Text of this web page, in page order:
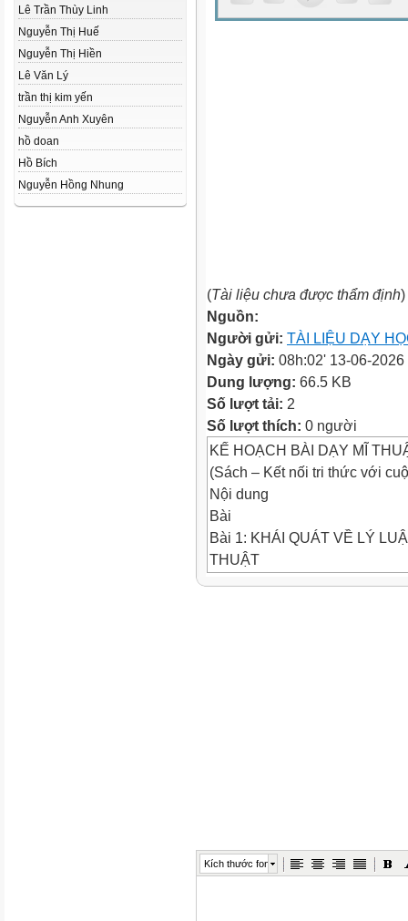
Lê Trần Thùy Linh
Nguyễn Thị Huế
Nguyễn Thị Hiền
Lê Văn Lý
trần thị kim yến
Nguyễn Anh Xuyên
hồ doan
Hồ Bích
Nguyễn Hồng Nhung
(Tài liệu chưa được thẩm định)
Nguồn:
Người gửi: TÀI LIỆU DẠY
Ngày gửi: 08h:02' 13-06-2026
Dung lượng: 66.5 KB
Số lượt tải: 2
Số lượt thích: 0 người
KẾ HOẠCH BÀI DẠY MĨ
(Sách – Kết nối tri thức với
Nội dung
Bài
Bài 1: KHÁI QUÁT VỀ LÝ
THUẬT
Kích thước font